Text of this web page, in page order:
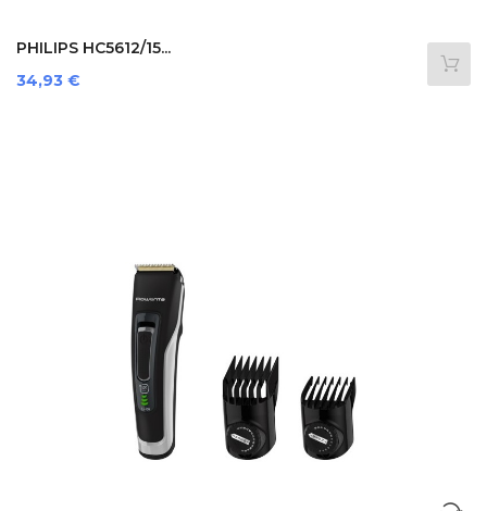
PHILIPS HC5612/15...
Prezzo
34,93 €